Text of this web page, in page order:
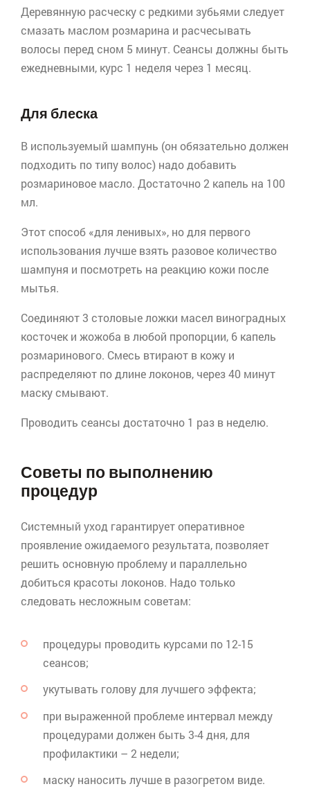
Деревянную расческу с редкими зубьями следует
смазать маслом розмарина и расчесывать
волосы перед сном 5 минут. Сеансы должны быть
ежедневными, курс 1 неделя через 1 месяц.
Для блеска
В используемый шампунь (он обязательно должен
подходить по типу волос) надо добавить
розмариновое масло. Достаточно 2 капель на 100
мл.
Этот способ «для ленивых», но для первого
использования лучше взять разовое количество
шампуня и посмотреть на реакцию кожи после
мытья.
Соединяют 3 столовые ложки масел виноградных
косточек и жожоба в любой пропорции, 6 капель
розмаринового. Смесь втирают в кожу и
распределяют по длине локонов, через 40 минут
маску смывают.
Проводить сеансы достаточно 1 раз в неделю.
Советы по выполнению
процедур
Системный уход гарантирует оперативное
проявление ожидаемого результата, позволяет
решить основную проблему и параллельно
добиться красоты локонов. Надо только
следовать несложным советам:
процедуры проводить курсами по 12-15
сеансов;
укутывать голову для лучшего эффекта;
при выраженной проблеме интервал между
процедурами должен быть 3-4 дня, для
профилактики – 2 недели;
маску наносить лучше в разогретом виде.